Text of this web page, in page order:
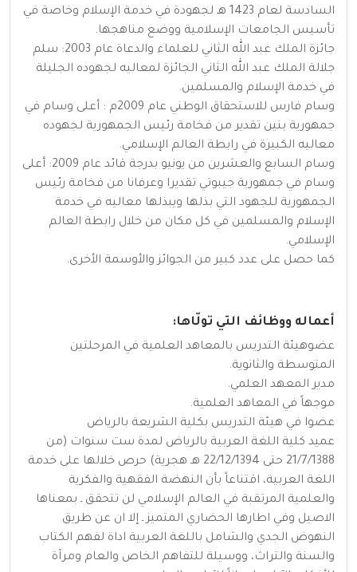
السادسة لعام 1423 هـ لجهودة في خدمة الإسلام وخاصة في
تأسيس الجامعات الإسلامية ووضع مناهجها.
جائزة الملك عبد الله الثاني للعلماء والدعاة عام 2003: سلم
جلالة الملك عبد الله الثاني الجائزة لمعاليه لجهوده الجليلة
في خدمة الإسلام والمسلمين.
وسام فارس للاستحقاق الوطني عام 2009م : أعلى وسام في
جمهورية بنين تقدير من فخامة رئيس الجمهورية لجهوده
معاليه الكبيرة في رابطة العالم الإسلامي.
وسام السابع والعشرين من يونيو بدرجة قائد عام 2009: أعلى
وسام في جمهورية جيبوتي تقديرا وعرفانا من فخامة رئيس
الجمهورية للجهود التي بذلها ويبذلها معاليه في خدمة
الإسلام والمسلمين في كل مكان من خلال رابطة العالم
الإسلامي.
كما حصل على عدد كبير من الجوائز والأوسمة الأخرى.
أعماله ووظائف التي تولّاها:
عضوهيئة التدريس بالمعاهد العلمية في المرحلتين
المتوسطة والثانوية.
مدير المعهد العلمي.
موجهاً في المعاهد العلمية.
عضوا في هيئة التدريس بكلية الشريعة بالرياض
عميد كلية اللغة العربية بالرياض لمدة ست سنوات (من
21/7/1388 حتى 22/12/1394 هـ هجرية) حرص خلالها على خدمة
اللغة العربية، اقتناعاً بأن النهضة الفقهية والفكرية
والعلمية المرتقبة في العالم الإسلامي لن تتحقق ـ بمعناها
الاصيل وفي اطارها الحضاري المتميز ـ إلا ان عن طريق
النهوض الجدي والشامل باللغة العربية اداة لفهم الكتاب
والسنة والتراث، ووسيلة للتفاهم الخاص والعام ومرآة